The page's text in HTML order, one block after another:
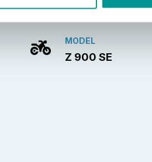
MODEL
Z 900 SE